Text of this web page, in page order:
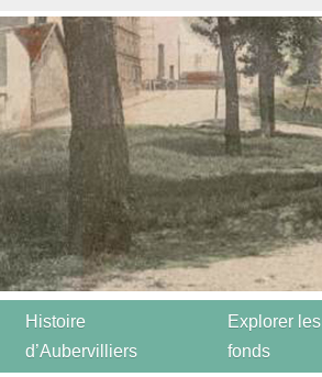
Histoire
d’Aubervilliers
Explorer les
fonds